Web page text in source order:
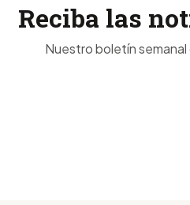
Reciba las
Nuestro boletín